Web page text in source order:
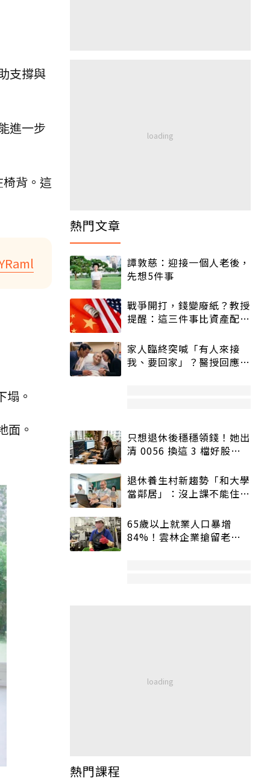
支撐與
進一步
背。這
。
面。
熱門文章
譚敦慈：迎接一個人老後，
先想5件事
戰爭開打，錢變廢紙？教授
提醒：這三件事比資產配置
家人臨終突喊「有人來接
我、要回家」？醫授回應方
只想退休後穩穩領錢！她出
清 0056 換這 3 檔好股：
退休養生村新趨勢「和大學
當鄰居」：沒上課不能住、
65歲以上就業人口暴增
84%！雲林企業搶留老員
熱門課程